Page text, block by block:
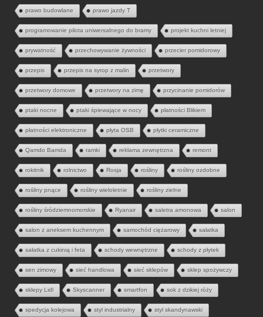
prawo budowlane prawo jazdy T
programowanie pilota uniwersalnego do bramy projekt kuchni letniej
prywatność przechowywanie żywności przecier pomidorowy
przepis przepis na syrop z malin przetwory
przetwory domowe przetwory na zimę przycinanie pomidorów
ptaki nocne ptaki śpiewające w nocy płatności Blikiem
płatności elektroniczne płyta OSB płytki ceramiczne
Qamdo Bamda ramki reklama zewnętrzna remont
rokitnik rolnictwo Rosja rośliny rośliny ozdobne
rośliny pnące rośliny wieloletnie rośliny zielne
rośliny śródziemnomorskie Ryanair saletra amonowa salon
salon z aneksem kuchennym samochód ciężarowy sałatka
sałatka z cukinią i feta schody wewnętrzne schody z płytek
sen zimowy sieć handlowa sieć sklepów sklep spożywczy
sklepy Lidl Skyscanner smartfon sok z dzikiej róży
spedycja kolejowa styl industrialny styl skandynawski